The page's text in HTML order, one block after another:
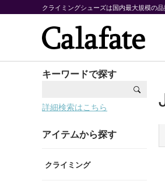
クライミングシューズは国内最大規模の
キーワードで探す
詳細検索はこちら
アイテムから探す
クライミング